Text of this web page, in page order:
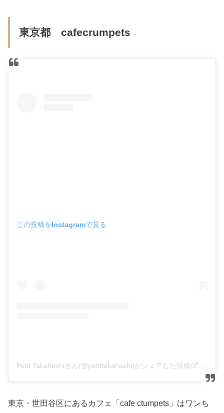
東京都 cafecrumpets
この投稿をInstagramで見る
Petit Takahashiさん(@petittakahashi)がシェアした投稿
東京・世田谷区にあるカフェ「cafe ctumpets」はワンち